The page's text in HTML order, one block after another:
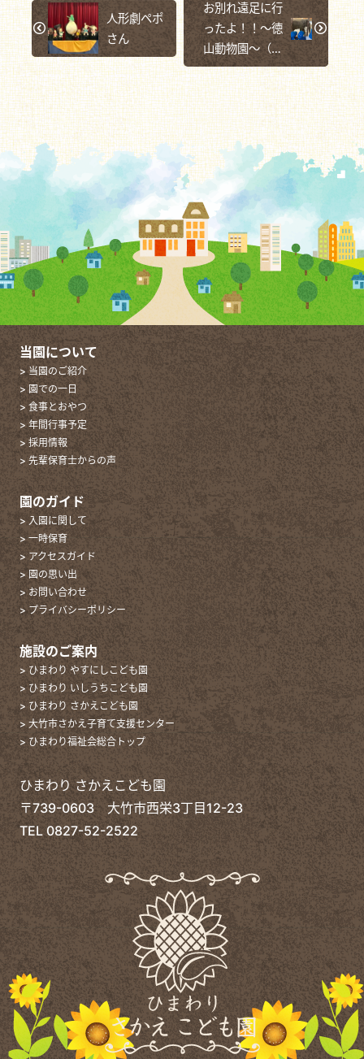
人形劇ペポ
さん
お別れ遠足に行
ったよ！！～徳
山動物園～（幼
児組）
当園について
> 当園のご紹介
> 園での一日
> 食事とおやつ
> 年間行事予定
> 採用情報
> 先輩保育士からの声
園のガイド
> 入園に関して
> 一時保育
> アクセスガイド
> 園の思い出
> お問い合わせ
> プライバシーポリシー
施設のご案内
> ひまわり やすにしこども園
> ひまわり いしうちこども園
> ひまわり さかえこども園
> 大竹市さかえ子育て支援センター
> ひまわり福祉会総合トップ
ひまわり さかえこども園
〒739-0603 大竹市西栄3丁目12-23
TEL0827-52-2522